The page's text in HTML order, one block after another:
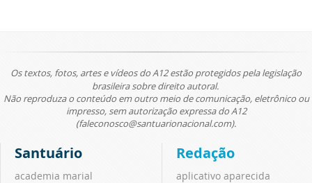
Os textos, fotos, artes e vídeos do A12 estão protegidos pela legislação
brasileira sobre direito autoral.
Não reproduza o conteúdo em outro meio de comunicação, eletrônico ou
impresso, sem autorização expressa do A12
(faleconosco@santuarionacional.com).
Santuário
academia marial
Redação
aplicativo aparecida